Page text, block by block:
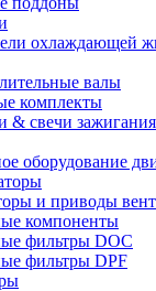
охлаждающей
валы
комплекты
& свечи зажигания
оборудование
и приводы
компоненты
фильтры DOC
фильтры DPF